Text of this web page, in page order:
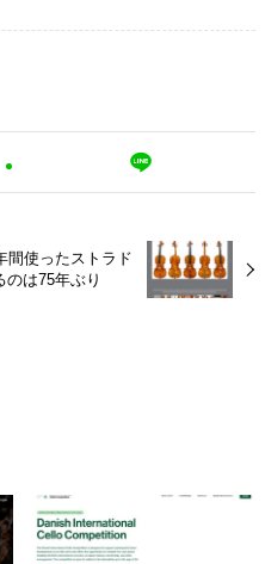
間使ったストラド
は75年ぶり